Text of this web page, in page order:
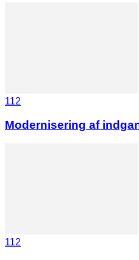
112
Modernisering af
112